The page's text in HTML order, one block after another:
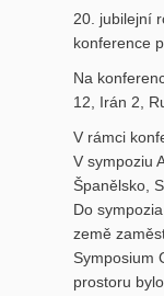
20. jubilejní
konference
Na
12, Irán 2,
V rámci
V sympoziu
Španělsko,
Do
země
Symposium
prostoru